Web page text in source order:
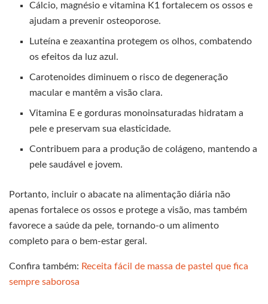
Cálcio, magnésio e vitamina K1 fortalecem os ossos e
ajudam a prevenir osteoporose.
Luteína e zeaxantina protegem os olhos, combatendo
os efeitos da luz azul.
Carotenoides diminuem o risco de degeneração
macular e mantêm a visão clara.
Vitamina E e gorduras monoinsaturadas hidratam a
pele e preservam sua elasticidade.
Contribuem para a produção de colágeno, mantendo a
pele saudável e jovem.
Portanto, incluir o abacate na alimentação diária não
apenas fortalece os ossos e protege a visão, mas também
favorece a saúde da pele, tornando-o um alimento
completo para o bem-estar geral.
Confira também: Receita fácil de massa de pastel que fica
sempre saborosa